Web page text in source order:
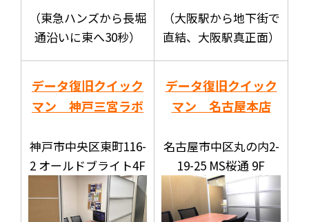
（東急ハンズから長堀
通沿いに東へ30秒）
（大阪駅から地下街で
直結、大阪駅真正面）
データ復旧クイック
マン 神戸三宮ラボ
神戸市中央区東町116-
2 オールドブライト4F
データ復旧クイック
マン 名古屋本店
名古屋市中区丸の内2-
19-25 MS桜通 9F